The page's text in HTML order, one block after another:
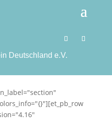
Deutschland e.V.